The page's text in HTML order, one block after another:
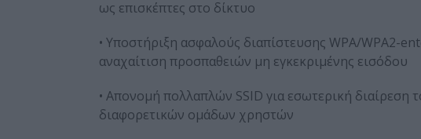
ως επισκέπτες στο δίκτυο
• Υποστήριξη ασφαλούς διαπίστευσης WPA/WPA2-
αναχαίτιση προσπαθειών μη εγκεκριμένης εισόδου
• Απονομή πολλαπλών SSID για εσωτερική διαίρεση
διαφορετικών ομάδων χρηστών